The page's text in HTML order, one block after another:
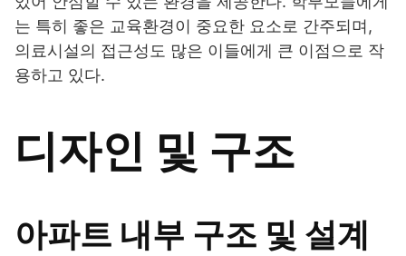
는 특히 좋은 교육환경이 중요한 요소로 간주되며,
의료시설의 접근성도 많은 이들에게 큰 이점으로 작
용하고 있다.
디자인 및 구조
아파트 내부 구조 및 설계